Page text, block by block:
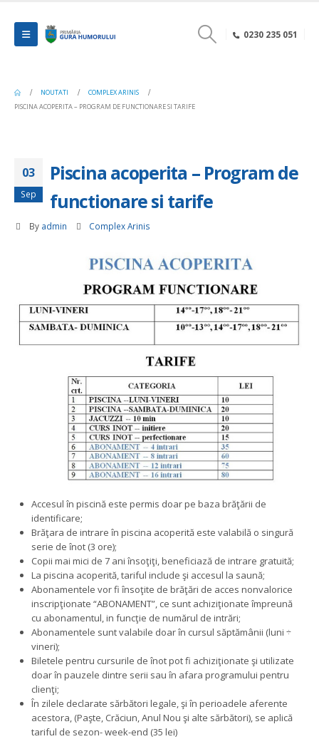
0230 235 051
NOUTATI
COMPLEX ARINIS
PISCINA ACOPERITA – PROGRAM DE FUNCTIONARE SI TARIFE
03
Sep
Piscina acoperita – Program de
functionare si tarife
By admin Complex Arinis
Accesul în piscină este permis doar pe baza brăţării de
identificare;
Brăţara de intrare în piscina acoperită este valabilă o singură
serie de înot (3 ore);
Copii mai mici de 7 ani însoţiţi, beneficiază de intrare gratuită;
La piscina acoperită, tariful include şi accesul la saună;
Abonamentele vor fi însoţite de brăţări de acces nonvalorice
inscripţionate “ABONAMENT”, ce sunt achiziţionate împreună
cu abonamentul, in funcţie de numărul de intrări;
Abonamentele sunt valabile doar în cursul săptămânii (luni ÷
vineri);
Biletele pentru cursurile de înot pot fi achiziţionate şi utilizate
doar în pauzele dintre serii sau în afara programului pentru
clienţi;
În zilele declarate sărbători legale, şi în perioadele aferente
acestora, (Paşte, Crăciun, Anul Nou şi alte sărbători), se aplică
tariful de sezon- week-end (35 lei)